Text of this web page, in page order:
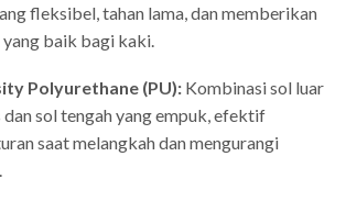
fleksibel, tahan lama, dan memberikan
baik bagi kaki.
Polyurethane (PU): Kombinasi sol luar
dan sol tengah yang empuk, efektif
saat melangkah dan mengurangi